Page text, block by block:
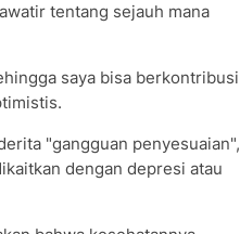
tentang sejauh mana
saya bisa berkontribusi
"gangguan penyesuaian",
dengan depresi atau